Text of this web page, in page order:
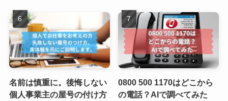
名前は慎重に。後悔しない
個人事業主の屋号の付け方
0800 500 1170はどこから
の電話？AIで調べてみた